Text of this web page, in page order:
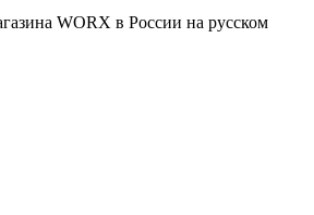
WORX в России на русском